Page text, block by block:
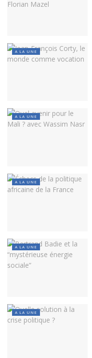
A LA UNE
A LA UNE
A LA UNE
A LA UNE
A LA UNE